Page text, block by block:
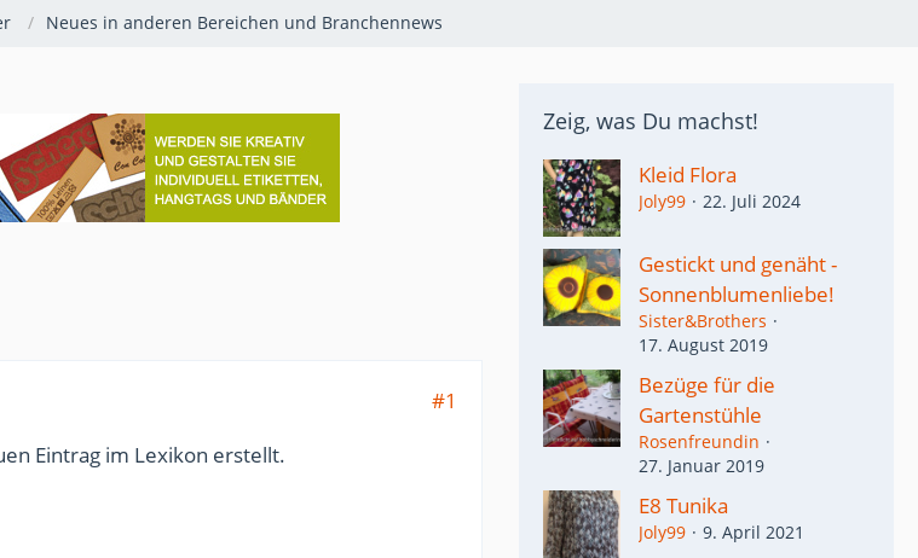
Neues in anderen Bereichen und Branchennews
#1
Eintrag im Lexikon erstellt.
Zeig, was Du machst!
Kleid Flora
Joly99 22. Juli 2024
Gestickt und genäht -
Sonnenblumenliebe!
Sister&Brothers
17. August 2019
Bezüge für die
Gartenstühle
Rosenfreundin
27. Januar 2019
E8 Tunika
Joly99 9. April 2021